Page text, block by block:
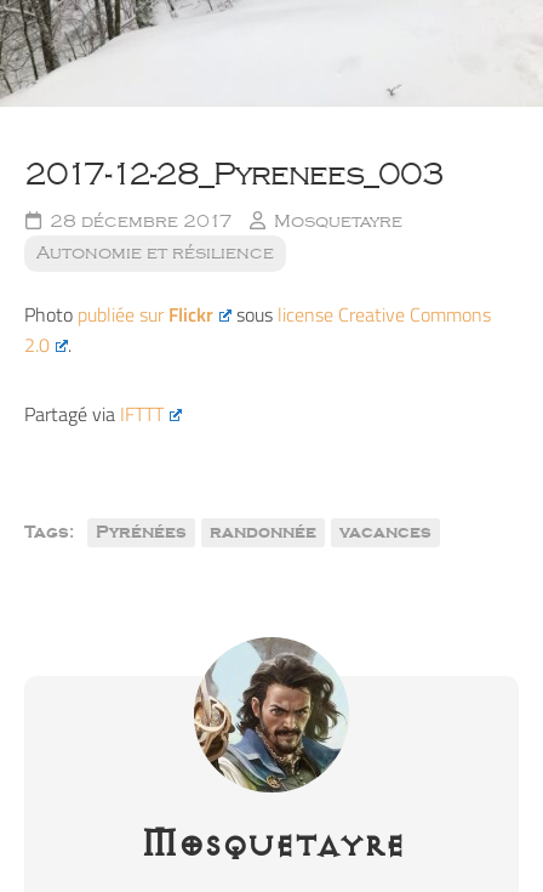
2017-12-28_Pyrenees_003
28 décembre 2017
Mosquetayre
Autonomie et résilience
Photo publiée surFlickr sous license Creative Commons
2.0
.
Partagé via IFTTT
Tags: Pyrénées randonnée vacances
Mosquetayre